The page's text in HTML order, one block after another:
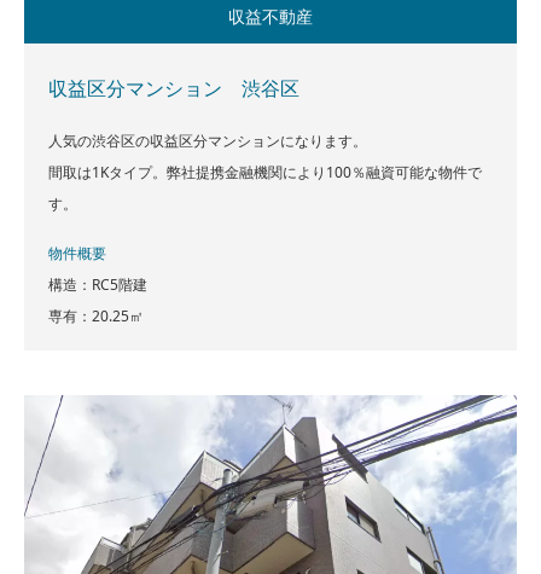
収益不動産
収益区分マンション 渋谷区
人気の渋谷区の収益区分マンションになります。
間取は1Kタイプ。弊社提携金融機関により100％融資可能な物件で
す。
物件概要
構造：RC5階建
専有：20.25㎡